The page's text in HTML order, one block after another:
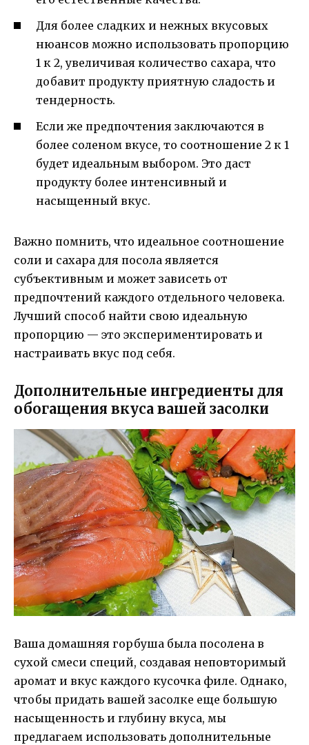
Для более сладких и нежных вкусовых
нюансов можно использовать пропорцию
1 к 2, увеличивая количество сахара, что
добавит продукту приятную сладость и
тендерность.
Если же предпочтения заключаются в
более соленом вкусе, то соотношение 2 к 1
будет идеальным выбором. Это даст
продукту более интенсивный и
насыщенный вкус.
Важно помнить, что идеальное соотношение
соли и сахара для посола является
субъективным и может зависеть от
предпочтений каждого отдельного человека.
Лучший способ найти свою идеальную
пропорцию — это экспериментировать и
настраивать вкус под себя.
Дополнительные ингредиенты для
обогащения вкуса вашей засолки
Ваша домашняя горбуша была посолена в
сухой смеси специй, создавая неповторимый
аромат и вкус каждого кусочка филе. Однако,
чтобы придать вашей засолке еще большую
насыщенность и глубину вкуса, мы
предлагаем использовать дополнительные